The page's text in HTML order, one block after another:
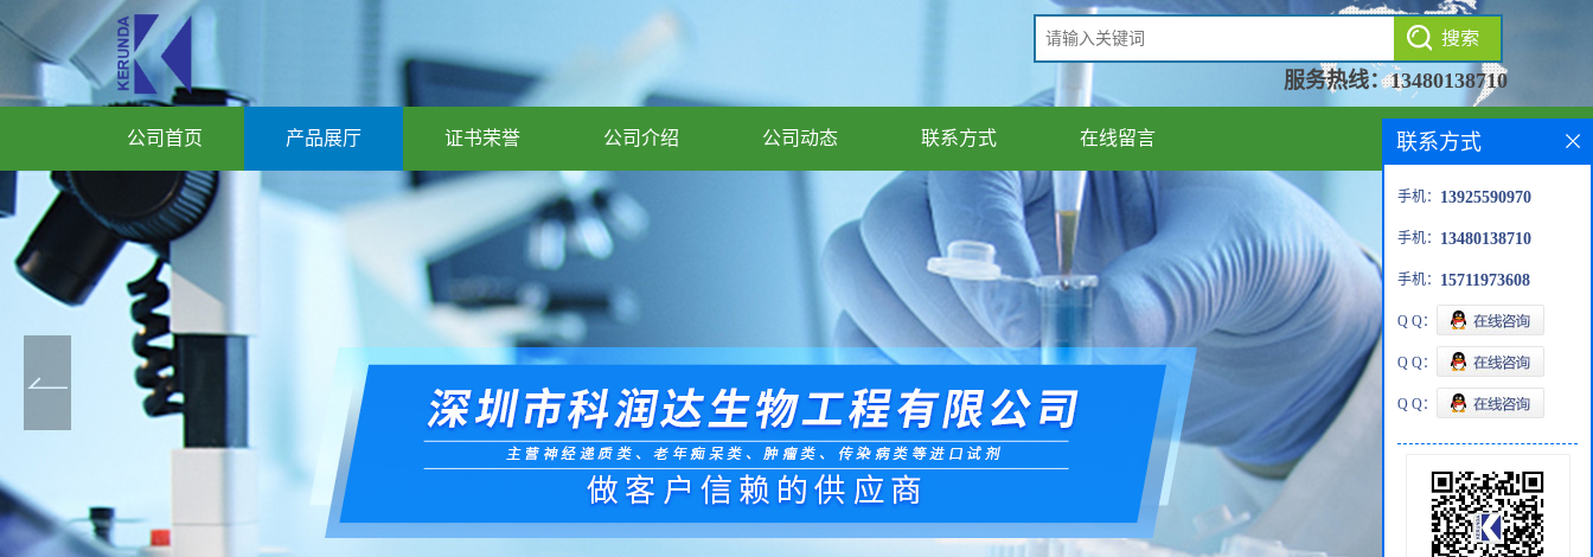
服务热线：13480138710
公司首页 产品展厅 证书荣誉 公司介绍 公司动态 联系方式 在线留言 联系方式
手机： 13925590970
手机： 13480138710
手机： 15711973608
Q Q：
Q Q：
Q Q：